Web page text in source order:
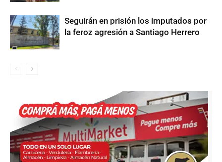
Seguirán en prisión los imputados por
la feroz agresión a Santiago Herrero